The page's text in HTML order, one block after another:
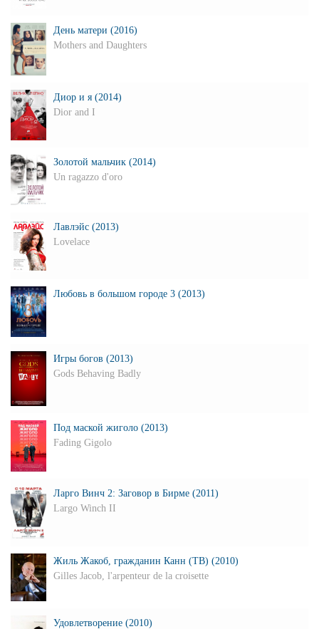
День матери (2016)
Mothers and Daughters
Диор и я (2014)
Dior and I
Золотой мальчик (2014)
Un ragazzo d'oro
Лавлэйс (2013)
Lovelace
Любовь в большом городе 3 (2013)
Игры богов (2013)
Gods Behaving Badly
Под маской жиголо (2013)
Fading Gigolo
Ларго Винч 2: Заговор в Бирме (2011)
Largo Winch II
Жиль Жакоб, гражданин Канн (ТВ) (2010)
Gilles Jacob, l'arpenteur de la croisette
Удовлетворение (2010)